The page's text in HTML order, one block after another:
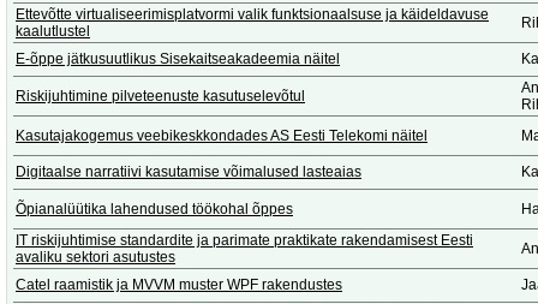
Ettevõtte virtualiseerimisplatvormi valik funktsionaalsuse ja käideldavuse
kaalutlustel
E-õppe jätkusuutlikus Sisekaitseakadeemia näitel
Riskijuhtimine pilveteenuste kasutuselevõtul
Kasutajakogemus veebikeskkondades AS Eesti Telekomi näitel
Digitaalse narratiivi kasutamise võimalused lasteaias
Õpianalüütika lahendused töökohal õppes
IT riskijuhtimise standardite ja parimate praktikate rakendamisest Eesti
avaliku sektori asutustes
Catel raamistik ja MVVM muster WPF rakendustes